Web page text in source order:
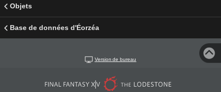
Objets
Base de données d'Éorzéa
Version de bureau